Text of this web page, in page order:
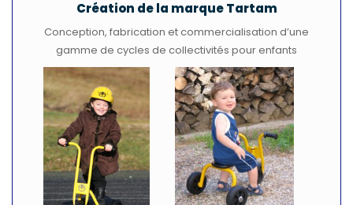
Création de la marque Tartam
Conception, fabrication et commercialisation d’une
gamme de cycles de collectivités pour enfants